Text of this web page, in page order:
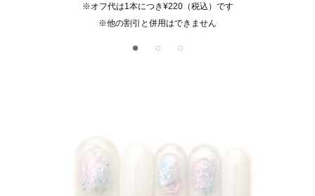
※オフ代は1本につき¥220（税込）です
※他の割引と併用はできません